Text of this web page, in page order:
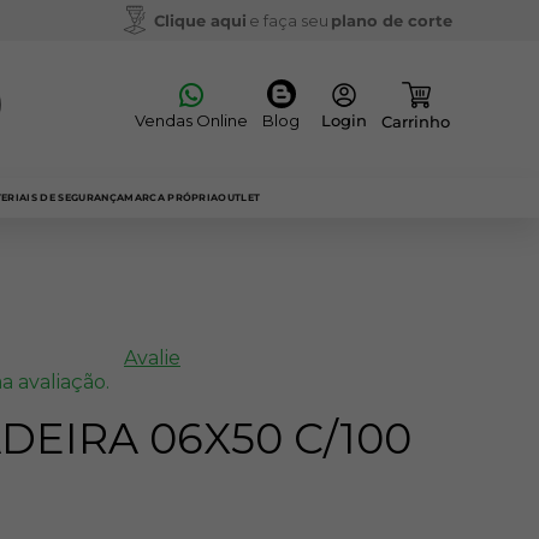
Clique aqui e faça seu plano de corte
Vendas Online Blog
DE SEGURANÇAMARCA PRÓPRIAOUTLET
avaliação.
Avalie
06X50 C/100